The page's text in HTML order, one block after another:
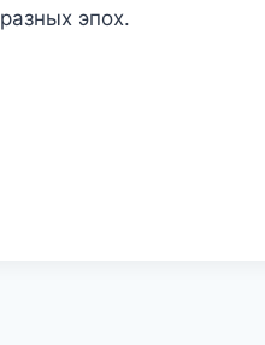
эпох.